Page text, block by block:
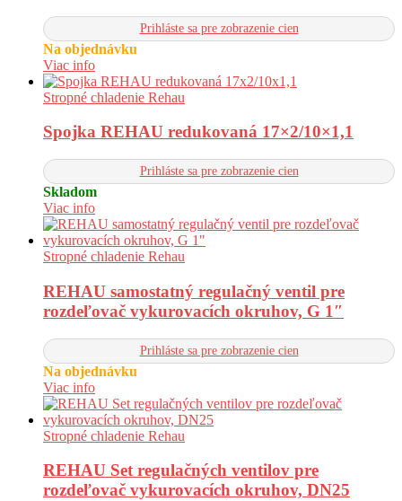
Prihláste sa pre zobrazenie cien
Na objednávku
Viac info
Stropné chladenie Rehau
Spojka REHAU redukovaná 17×2/10×1,1
Prihláste sa pre zobrazenie cien
Skladom
Viac info
Stropné chladenie Rehau
REHAU samostatný regulačný ventil pre
rozdeľovač vykurovacích okruhov, G 1″
Prihláste sa pre zobrazenie cien
Na objednávku
Viac info
Stropné chladenie Rehau
REHAU Set regulačných ventilov pre
rozdeľovač vykurovacích okruhov, DN25